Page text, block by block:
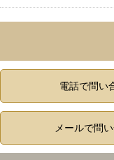
電話で問い
メールで問